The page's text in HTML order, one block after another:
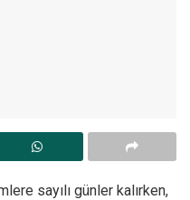
sayılı günler kalırken,